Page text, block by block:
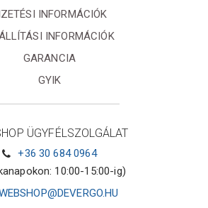
INFORMÁCIÓK
INFORMÁCIÓK
GARANCIA
GYIK
ÜGYFÉLSZOLGÁLAT
+36 30 684 0964
10:00-15:00-ig)